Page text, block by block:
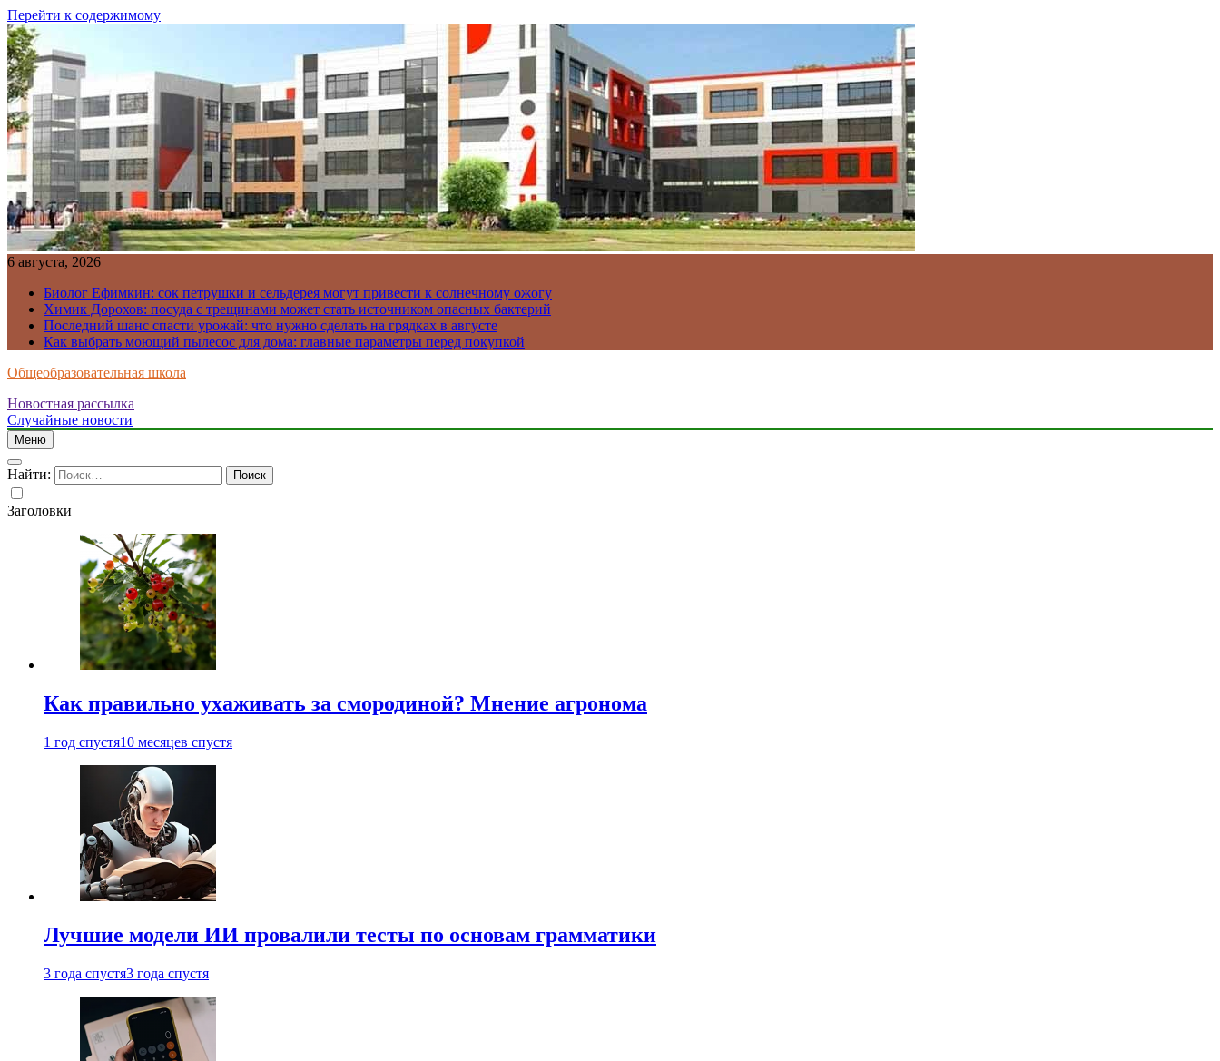
Перейти к содержимому
6 августа, 2026
Биолог Ефимкин: сок петрушки и сельдерея могут привести к солнечному ожогу
Химик Дорохов: посуда с трещинами может стать источником опасных бактерий
Последний шанс спасти урожай: что нужно сделать на грядках в августе
Как выбрать моющий пылесос для дома: главные параметры перед покупкой
Общеобразовательная школа
Новостная рассылка
Случайные новости
Меню
Найти:
Заголовки
Как правильно ухаживать за смородиной? Мнение агронома
1 год спустя10 месяцев спустя
Лучшие модели ИИ провалили тесты по основам грамматики
3 года спустя3 года спустя